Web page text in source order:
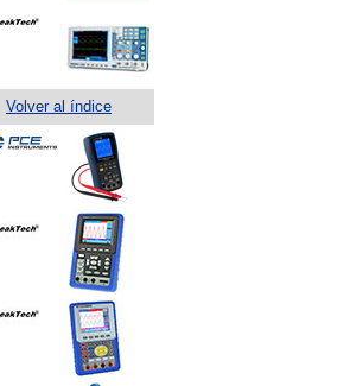
Volver al índice